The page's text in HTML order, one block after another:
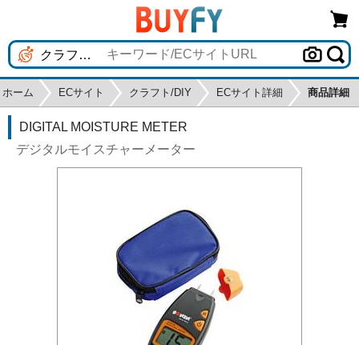
ホーム ECサイト クラフト/DIY ECサイト詳細 商品詳細
DIGITAL MOISTURE METER
デジタルモイスチャーメーター